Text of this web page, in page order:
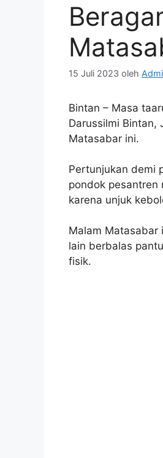
15 Juli 2023 oleh
Bintan – Masa
Darussilmi Bintan,
Matasabar ini.
Pertunjukan demi
pondok pesantren
karena unjuk
Malam Matasabar
lain berbalas
fisik.